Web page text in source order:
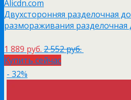
Alicdn.com
Двухсторонняя разделочная
размораживания разделочная
1 889 руб. 2 552 руб.
Купить сейчас
- 32%